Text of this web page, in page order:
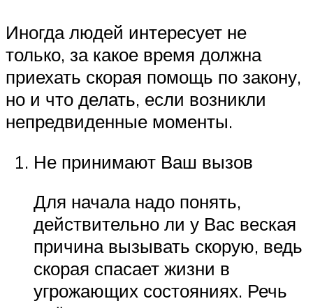
Иногда людей интересует не
только, за какое время должна
приехать скорая помощь по закону,
но и что делать, если возникли
непредвиденные моменты.
Не принимают Ваш вызов
Для начала надо понять,
действительно ли у Вас веская
причина вызывать скорую, ведь
скорая спасает жизни в
угрожающих состояниях. Речь